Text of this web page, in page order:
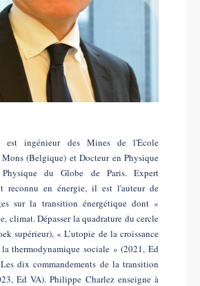
est ingénieur des Mines de l'École
(Belgique) et Docteur en Physique
du Globe de Paris. Expert
reconnu en énergie, il est l'auteur de
sur la transition énergétique dont «
climat. Dépasser la quadrature du cercle
supérieur), « L’utopie de la croissance
thermodynamique sociale » (2021, Ed
dix commandements de la transition
Ed VA). Philippe Charlez enseigne à